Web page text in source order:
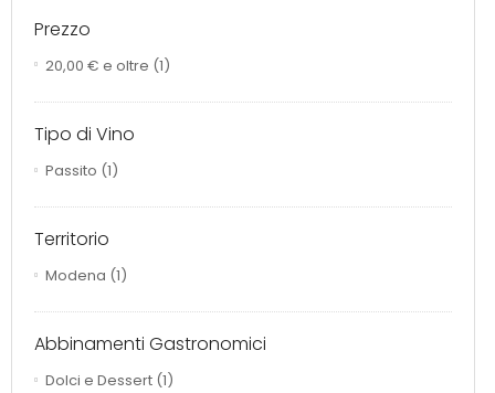
Prezzo
20,00 € e oltre (1)
Tipo di Vino
Passito (1)
Territorio
Modena (1)
Abbinamenti Gastronomici
Dolci e Dessert (1)